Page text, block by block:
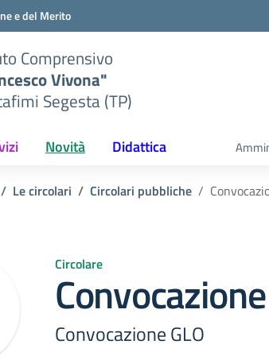
e del Merito
Comprensivo
Vivona"
Segesta (TP)
Novità Didattica
Le circolari Circolari pubbliche
Circolare
Convocazione GLO